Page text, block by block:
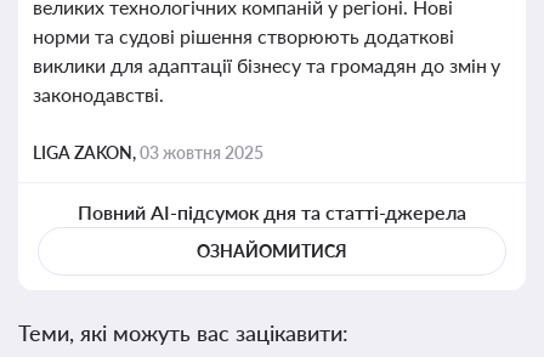
великих технологічних компаній у регіоні. Нові
норми та судові рішення створюють додаткові
виклики для адаптації бізнесу та громадян до змін у
законодавстві.
LIGA ZAKON,03 жовтня 2025
Повний AI-підсумок дня та статті-джерела
ОЗНАЙОМИТИСЯ
Теми, які можуть вас зацікавити: